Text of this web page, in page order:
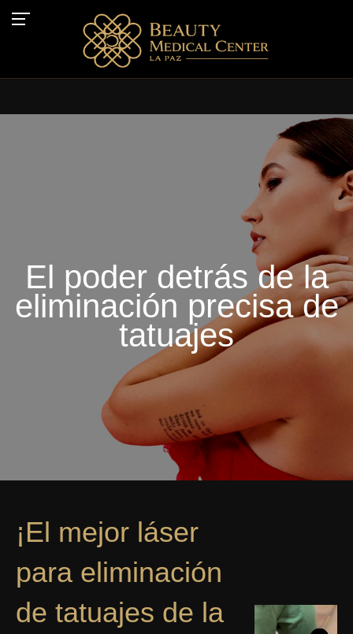
El poder detrás de la
eliminación precisa de
tatuajes
¡El mejor láser
para eliminación
de tatuajes de la